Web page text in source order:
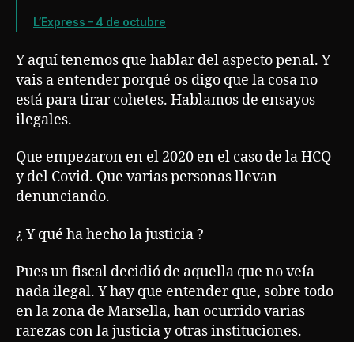
L’Express – 4 de octubre
Y aquí tenemos que hablar del aspecto penal. Y
vais a entender porqué os digo que la cosa no
está para tirar cohetes. Hablamos de ensayos
ilegales.
Que empezaron en el 2020 en el caso de la HCQ
y del Covid. Que varias personas llevan
denunciando.
¿ Y qué ha hecho la justicia ?
Pues un fiscal decidió de aquella que no veía
nada ilegal. Y hay que entender que, sobre todo
en la zona de Marsella, han ocurrido varias
rarezas con la justicia y otras instituciones.